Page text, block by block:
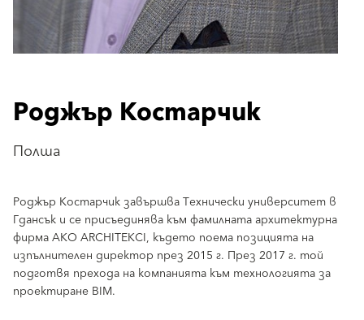
Роджър Костарчик
Полша
Роджър Костарчик завършва Технически университет в
Гдансък и се присъединява към фамилната архитектурна
фирма AKO ARCHITEKCI, където поема позицията на
изпълнителен директор през 2015 г. През 2017 г. той
подготвя прехода на компанията към технологията за
проектиране BIM.